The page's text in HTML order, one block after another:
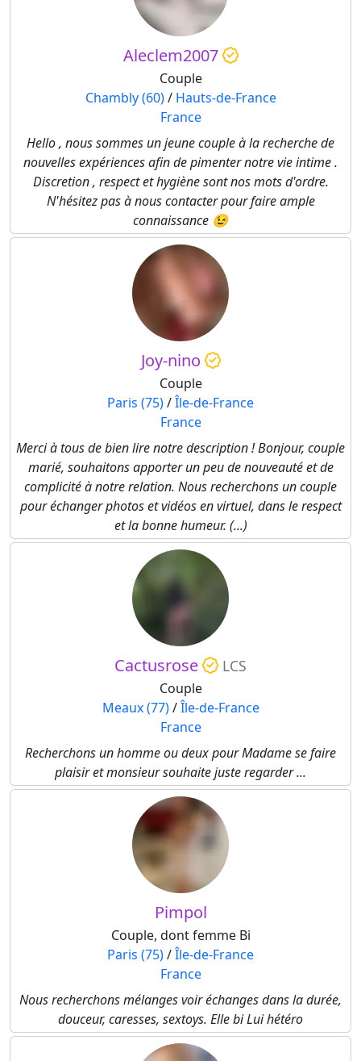
Aleclem2007
Couple
Chambly (60)/ Hauts-de-France
France
Hello , nous sommes un jeune couple à la recherche de
nouvelles expériences afin de pimenter notre vie intime .
Discretion , respect et hygiène sont nos mots d'ordre.
N'hésitez pas à nous contacter pour faire ample
connaissance 😉
Joy-nino
Couple
Paris (75)/Île-de-France
France
Merci à tous de bien lire notre description ! Bonjour, couple
marié, souhaitons apporter un peu de nouveauté et de
complicité à notre relation. Nous recherchons un couple
pour échanger photos et vidéos en virtuel, dans le respect
et la bonne humeur. (...)
Cactusrose LCS
Couple
Meaux (77)/Île-de-France
France
Recherchons un homme ou deux pour Madame se faire
plaisir et monsieur souhaite juste regarder ...
Pimpol
Couple, dont femme Bi
Paris (75)/Île-de-France
France
Nous recherchons mélanges voir échanges dans la durée,
douceur, caresses, sextoys. Elle bi Lui hétéro